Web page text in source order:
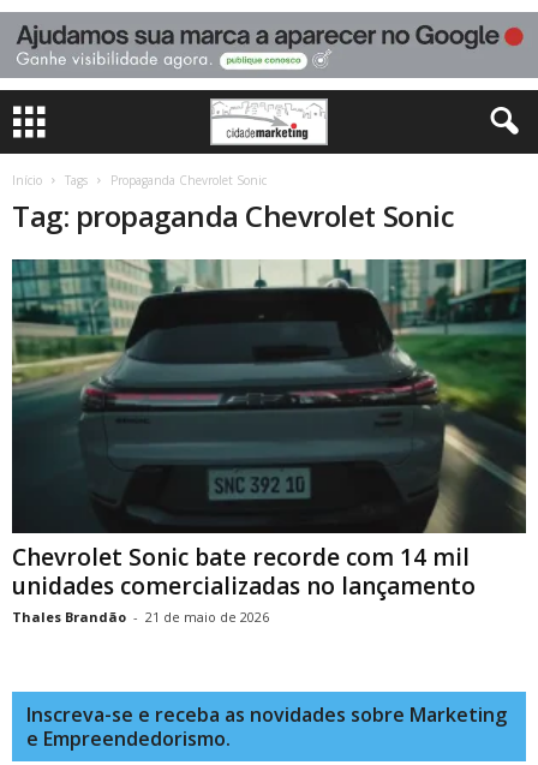
Início Tags Propaganda Chevrolet Sonic
Tag: propaganda Chevrolet Sonic
Chevrolet Sonic bate recorde com 14 mil
unidades comercializadas no lançamento
Thales Brandão - 21 de maio de 2026
Inscreva-se e receba as novidades sobre Marketing
e Empreendedorismo.